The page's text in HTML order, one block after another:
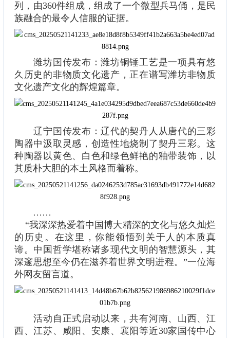
列，由360件组成，组成了一个微型兵马俑，是民
族融合的最令人信服的证据。
潍坊国传发布：潍坊铜锤工艺是一项具有悠
久历史的非物质文化遗产，正在谱写潍坊非物质
文化遗产文化的辉煌篇章。
辽宁国传发布：辽代的契丹人从唐代的三彩
陶器中汲取灵感，创造性地烧制了契丹三彩。这
种陶器以黄色、白色和绿色鲜艳的釉带装饰，以
其质朴大胆的本土风格而着称。
……
“我深深热爱着中国博大精深的文化与悠久灿烂
的历史。在这里，你能领悟到关于人的本质真
谛。中国哲学堪称诸多现代文明的智慧源头，其
深邃思想至今仍在滋养着世界文明进程。”一位海
外网友留言道。
活动自正式启动以来，共有河南、山西、江
西、江苏、咸阳、安康、襄阳等近30家国传中心